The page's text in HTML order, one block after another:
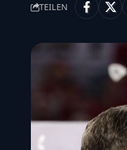
TEILEN